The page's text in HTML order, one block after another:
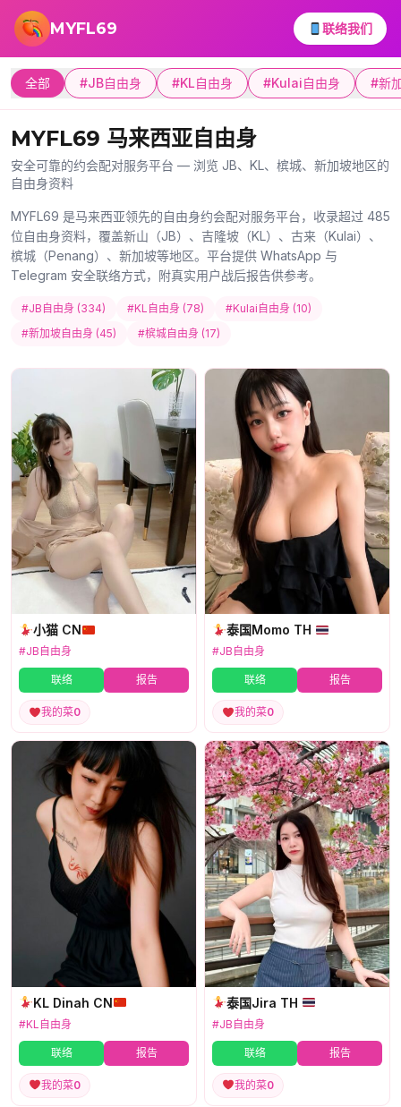
跳转到主要内容
MYFL69 联络我们
全部 #JB自由身 #KL自由身 #Kulai自由身 #新
MYFL69 马来西亚自由身
安全可靠的约会配对服务平台 — 浏览 JB、KL、槟城、新加坡地区的
自由身资料
MYFL69 是马来西亚领先的自由身约会配对服务平台，收录超过 485
位自由身资料，覆盖新山（JB）、吉隆坡（KL）、古来（Kulai）、
槟城（Penang）、新加坡等地区。平台提供 WhatsApp 与
Telegram 安全联络方式，附真实用户战后报告供参考。
#JB自由身 (334) #KL自由身 (78)
#Kulai自由身 (10)
#新加坡自由身 (45)
#槟城自由身 (17)
小猫 CN
#JB自由身
联络 报告
我的菜0
泰国Momo TH
#JB自由身
联络 报告
我的菜0
KL Dinah CN
#KL自由身
联络 报告
我的菜0
泰国Jira TH
#JB自由身
联络 报告
我的菜0